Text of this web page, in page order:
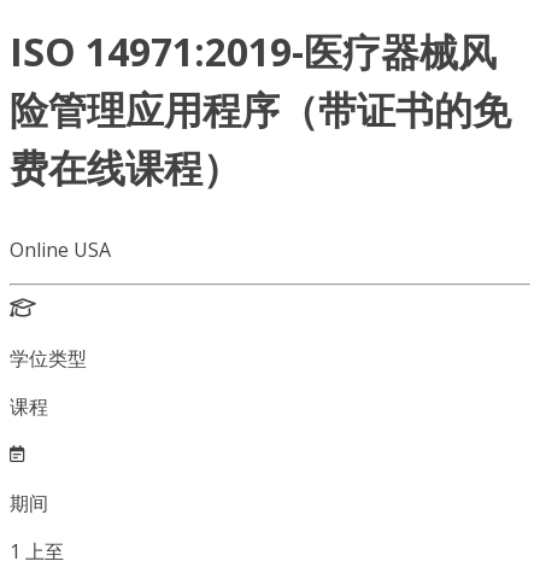
ISO 14971:2019-医疗器械风
险管理应用程序（带证书的免
费在线课程）
Online USA
学位类型
课程
期间
1 上至